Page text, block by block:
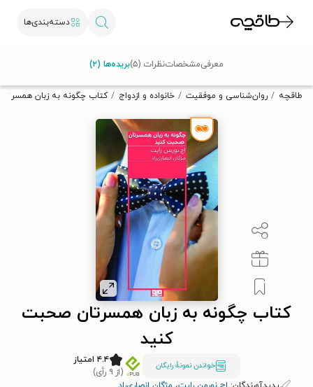
دسته‌بندی‌ها
تخفیف از طاقچه دریافت کن.
طاقچه روان‌شناسی و موفقیت خانواده و ازدواج کتاب چگونه به زبان
کتاب چگونه به زبان همسرتان صحبت
کنید
خواندن نمونۀ رایگان
۴.۴ امتیاز
(از ۹ رأی)
معرفیمشخصاتنظرات (۵) بریده‌ها (۲)